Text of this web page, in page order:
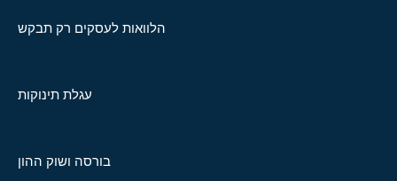
הלוואות לעסקים רק תבקש
עגלת תינוקות
בורסה ושוק ההון